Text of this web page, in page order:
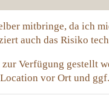
mitbringe, da ich
auch das Risiko
Verfügung
vor Ort und